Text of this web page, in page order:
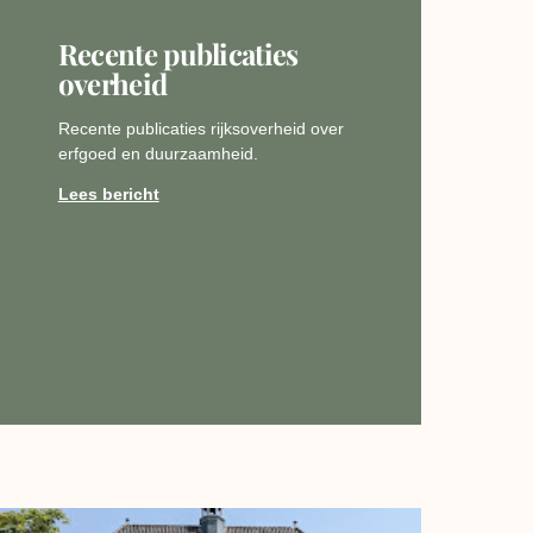
Recente publicaties
overheid
Recente publicaties rijksoverheid over
erfgoed en duurzaamheid.
Lees bericht